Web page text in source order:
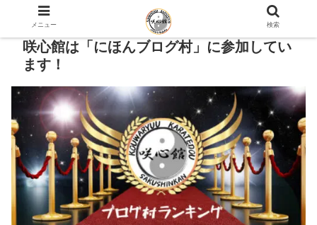
咲心館は「にほんブログ村」に参加してい
ます！
メニュー 検索